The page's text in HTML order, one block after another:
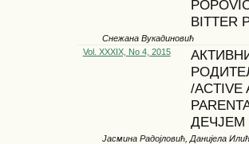
BITTER
Снежана Вукадиновић
Vol. XXXIX, No 4, 2015
/ACTIVE
Јасмина Радојловић, Данијела